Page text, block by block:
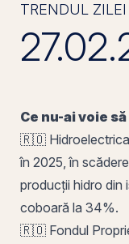
TRENDUL ZILEI
Ce nu-ai voie
🇷🇴
în 2025, în
producții hidro din
coboară la 34%.
🇷🇴 Fondul